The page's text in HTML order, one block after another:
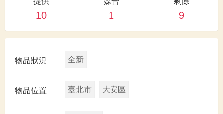
10 1 9
物品狀況 全新
物品位置 臺北市 大安區